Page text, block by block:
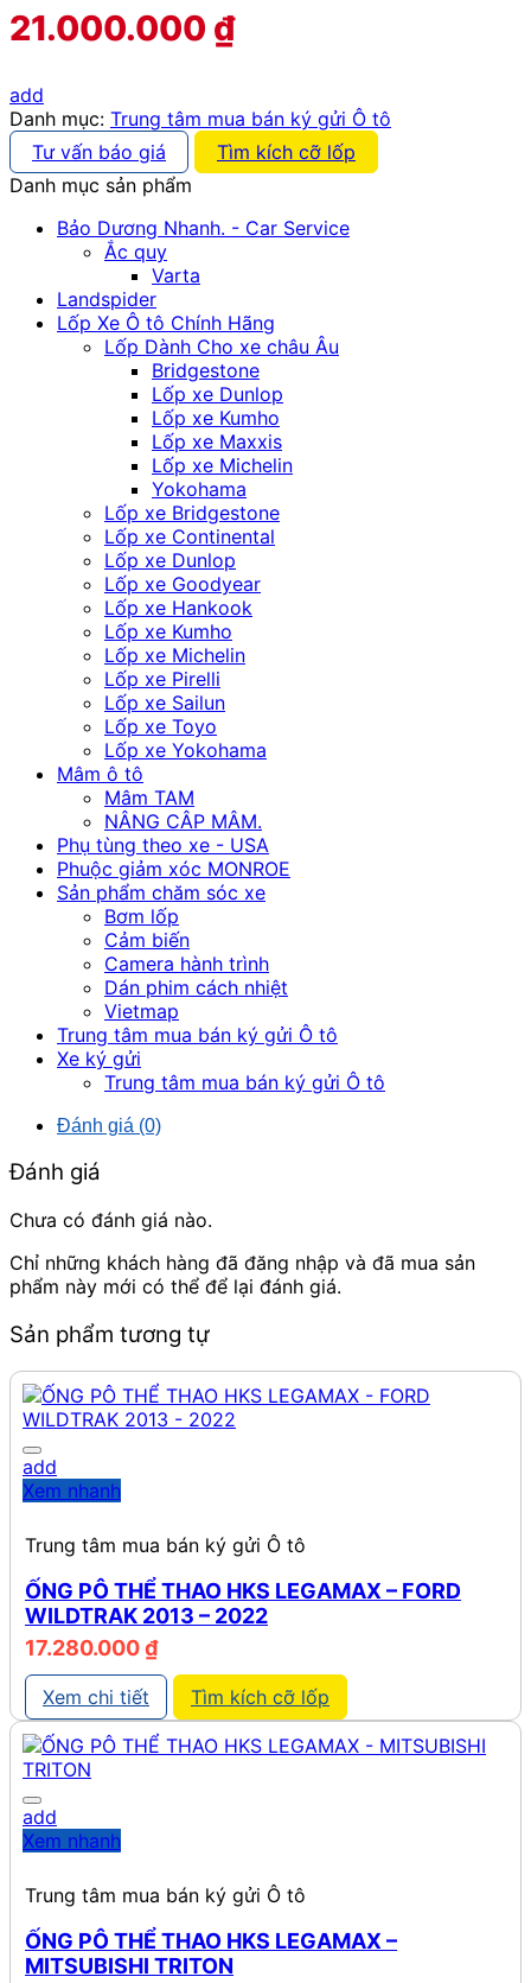
21.000.000 ₫
add
Danh mục: Trung tâm mua bán ký gửi Ô tô
Tư vấn báo giá
Tìm kích cỡ lốp
Danh mục sản phẩm
Bảo Dương Nhanh. - Car Service
Ắc quy
Varta
Landspider
Lốp Xe Ô tô Chính Hãng
Lốp Dành Cho xe châu Âu
Bridgestone
Lốp xe Dunlop
Lốp xe Kumho
Lốp xe Maxxis
Lốp xe Michelin
Yokohama
Lốp xe Bridgestone
Lốp xe Continental
Lốp xe Dunlop
Lốp xe Goodyear
Lốp xe Hankook
Lốp xe Kumho
Lốp xe Michelin
Lốp xe Pirelli
Lốp xe Sailun
Lốp xe Toyo
Lốp xe Yokohama
Mâm ô tô
Mâm TAM
NÂNG CÂP MÂM.
Phụ tùng theo xe - USA
Phuộc giảm xóc MONROE
Sản phẩm chăm sóc xe
Bơm lốp
Cảm biến
Camera hành trình
Dán phim cách nhiệt
Vietmap
Trung tâm mua bán ký gửi Ô tô
Xe ký gửi
Trung tâm mua bán ký gửi Ô tô
Đánh giá (0)
Đánh giá
Chưa có đánh giá nào.
Chỉ những khách hàng đã đăng nhập và đã mua sản
phẩm này mới có thể để lại đánh giá.
Sản phẩm tương tự
add
Xem nhanh
Trung tâm mua bán ký gửi Ô tô
ỐNG PÔ THỂ THAO HKS LEGAMAX – FORD
WILDTRAK 2013 – 2022
17.280.000₫
Xem chi tiết Tìm kích cỡ lốp
add
Xem nhanh
Trung tâm mua bán ký gửi Ô tô
ỐNG PÔ THỂ THAO HKS LEGAMAX –
MITSUBISHI TRITON